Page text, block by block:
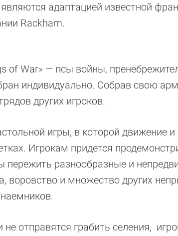
адаптацией известной
Rackham.
of War» — псы войны,
индивидуально. Собрав свою
других игроков.
игры, в которой движение и
Игрокам придется
пережить разнообразные и
и множество других
отправятся грабить селения,